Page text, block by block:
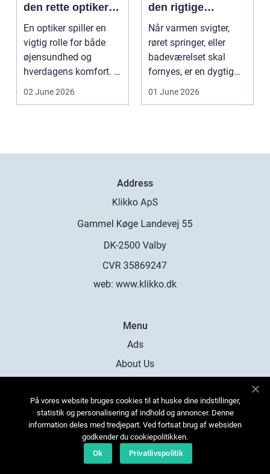
den rette optiker i
byen
En optiker spiller en
vigtig rolle for både
øjensundhed og
hverdagens komfort. I
en by som Aarhus, h...
02 June 2026
den rigtige
installatør
Når varmen svigter,
røret springer, eller
badeværelset skal
fornyes, er en dygtig
VVS-installatør gu...
01 June 2026
Address
web: www.klikko.dk
Menu
Ads
About Us
Contact
Sitemap
På vores website bruges cookies til at huske dine indstillinger,
statistik og personalisering af indhold og annoncer. Denne
information deles med tredjepart. Ved fortsat brug af websiden
godkender du cookiepolitikken.
Ok
Privatlivspolitik